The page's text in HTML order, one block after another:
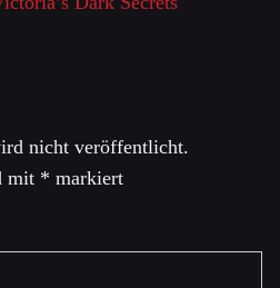
nicht veröffentlicht.
mit * markiert